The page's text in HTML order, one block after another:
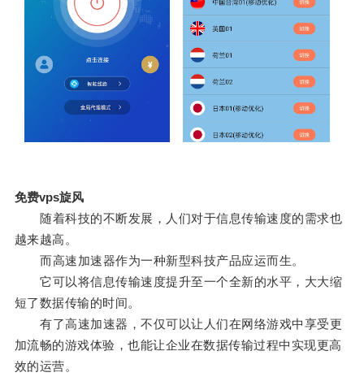
免费vps旋风
随着科技的不断发展，人们对于信息传输速度的需求也
越来越高。
而高速加速器作为一种新型科技产品应运而生。
它可以将信息传输速度提升至一个全新的水平，大大缩
短了数据传输的时间。
有了高速加速器，不仅可以让人们在网络游戏中享受更
加流畅的游戏体验，也能让企业在数据传输过程中实现更高
效的运营。